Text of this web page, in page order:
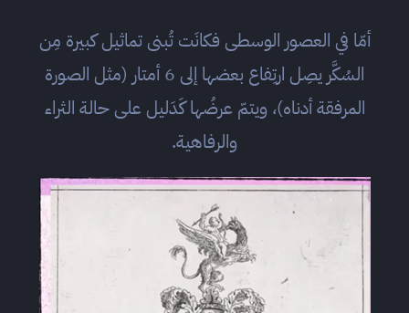
أمّا في العصور الوسطى فكانَت تُبنى تماثيل كبيرة مِن
السُكَّر يصِل ارتِفاع بعضها إلى 6 أمتار (مثل الصورة
المرفقة أدناه)، ويتمّ عرضُها كَدَليل على حالة الثراء
والرفاهية.